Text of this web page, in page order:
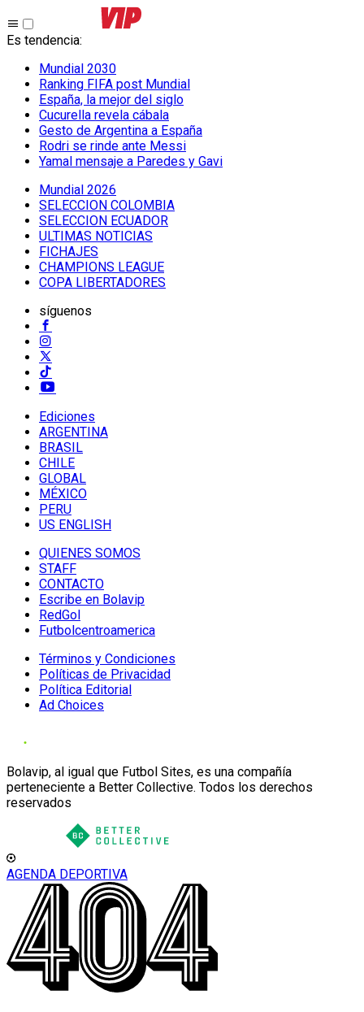
Es tendencia:
Mundial 2030
Ranking FIFA post Mundial
España, la mejor del siglo
Cucurella revela cábala
Gesto de Argentina a España
Rodri se rinde ante Messi
Yamal mensaje a Paredes y Gavi
Mundial 2026
SELECCION COLOMBIA
SELECCION ECUADOR
ULTIMAS NOTICIAS
FICHAJES
CHAMPIONS LEAGUE
COPA LIBERTADORES
síguenos
Ediciones
ARGENTINA
BRASIL
CHILE
GLOBAL
MÉXICO
PERU
US ENGLISH
QUIENES SOMOS
STAFF
CONTACTO
Escribe en Bolavip
RedGol
Futbolcentroamerica
Términos y Condiciones
Políticas de Privacidad
Política Editorial
Ad Choices
Bolavip, al igual que Futbol Sites, es una compañía
perteneciente a Better Collective. Todos los derechos
reservados
AGENDA DEPORTIVA